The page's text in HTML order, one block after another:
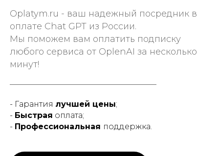
Oplatym.ru - ваш надежный посредник в
оплате Chat GPT из России.
Мы поможем вам оплатить подписку
любого сервиса от OplenAI за несколько
минут!
- Гарантия лучшей цены;
- Быстрая оплата;
- Профессиональная поддержка.